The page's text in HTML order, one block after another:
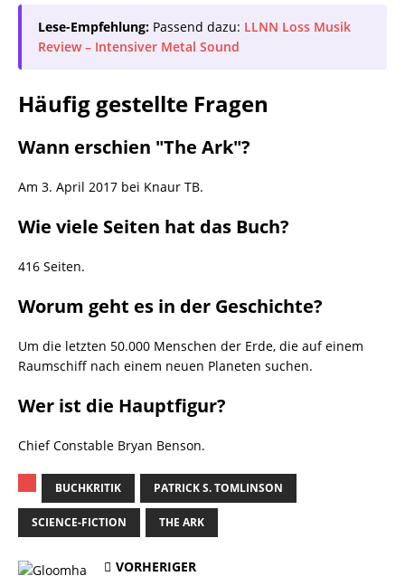
Lese-Empfehlung: Passend dazu: LLNN Loss Musik
Review – Intensiver Metal Sound
Häufig gestellte Fragen
Wann erschien "The Ark"?
Am 3. April 2017 bei Knaur TB.
Wie viele Seiten hat das Buch?
416 Seiten.
Worum geht es in der Geschichte?
Um die letzten 50.000 Menschen der Erde, die auf einem
Raumschiff nach einem neuen Planeten suchen.
Wer ist die Hauptfigur?
Chief Constable Bryan Benson.
BUCHKRITIK PATRICK S. TOMLINSON
SCIENCE-FICTION THE ARK
VORHERIGER